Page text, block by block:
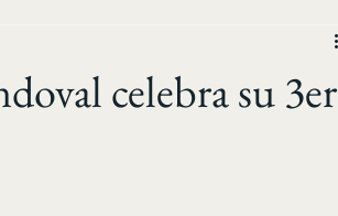
celebra su 3er